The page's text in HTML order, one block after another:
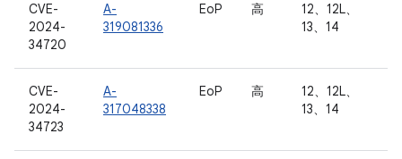
CVE-
2024-
34720
A-
319081336
EoP 高
12、12L、
13、14
CVE-
2024-
34723
A-
317048338
EoP 高
12、12L、
13、14